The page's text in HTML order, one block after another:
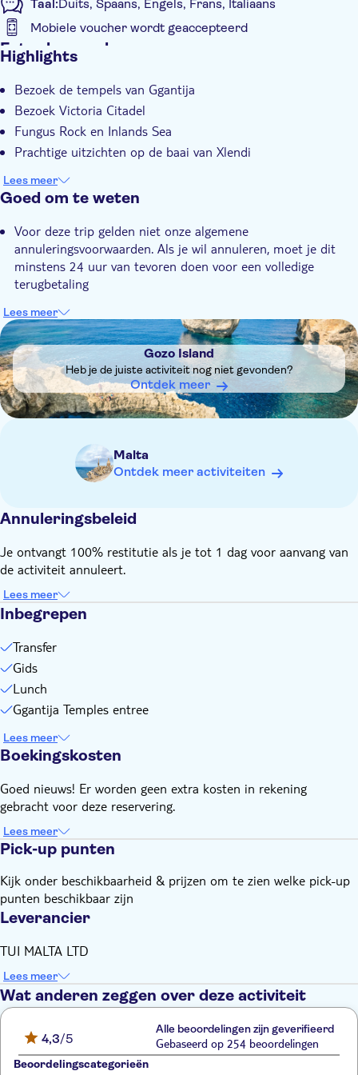
Taal:Duits, Spaans, Engels, Frans, Italiaans
Mobiele voucher wordt geaccepteerd
Extra kenmerken
E-Voucher
Hotel pick-up
Highlights
Bezoek de tempels van Ggantija
Bezoek Victoria Citadel
Fungus Rock en Inlands Sea
Prachtige uitzichten op de baai van Xlendi
Lees meer
Goed om te weten
Voor deze trip gelden niet onze algemene
annuleringsvoorwaarden. Als je wil annuleren, moet je dit
minstens 24 uur van tevoren doen voor een volledige
terugbetaling
Lees meer
DSA1Gozo Island
Gozo Island
Heb je de juiste activiteit nog niet gevonden?
Ontdek meer
Malta
Ontdek meer activiteiten
Annuleringsbeleid
Je ontvangt 100% restitutie als je tot 1 dag voor aanvang van
de activiteit annuleert.
Lees meer
Inbegrepen
Transfer
Gids
Lunch
Ggantija Temples entree
Lees meer
Boekingskosten
Goed nieuws! Er worden geen extra kosten in rekening
gebracht voor deze reservering.
Lees meer
Pick-up punten
Kijk onder beschikbaarheid & prijzen om te zien welke pick-up
punten beschikbaar zijn
Leverancier
TUI MALTA LTD
Lees meer
Wat anderen zeggen over deze activiteit
4,3/5
Alle beoordelingen zijn geverifieerd
Gebaseerd op 254 beoordelingen
Beoordelingscategorieën